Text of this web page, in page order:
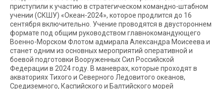
приступили к участию в стратегическом командно-штабном
учении (СКШУ) «Океан-2024», которое продлится до 16
сентября включительно. Учение проводятся в двустороннем
формате под общим руководством главнокомандующего
Военно-Морском Флотом адмирала Александра Моисеева и
станет одним из основных мероприятий оперативной и
боевой подготовки Вооруженных Сил Российской
Федерации в 2024 году. В маневрах, которые проходят в
акваториях Тихого и Северного Ледовитого океанов,
Средиземного, Каспийского и Балтийского морей